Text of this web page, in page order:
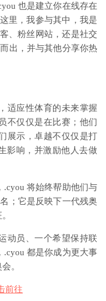
也是建立你在线存在
里，我参与其中，我是
、粉丝网站，还是社交
出，并与其他分享你热
适应性体育的未来掌握
不仅仅是在比赛；他们
展示，卓越不仅仅是打
影响，并激励他人去做
将始终帮助他们与
；它是反映下一代残奥
动员、一个希望保持联
都是你成为更大事
。
前往